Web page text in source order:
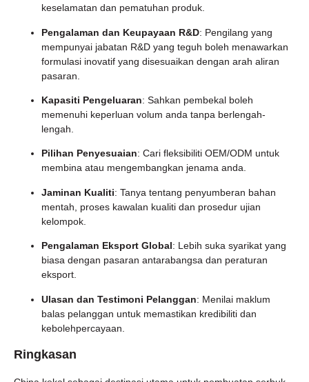
keselamatan dan pematuhan produk.
Pengalaman dan Keupayaan R&D: Pengilang yang
mempunyai jabatan R&D yang teguh boleh menawarkan
formulasi inovatif yang disesuaikan dengan arah aliran
pasaran.
Kapasiti Pengeluaran: Sahkan pembekal boleh
memenuhi keperluan volum anda tanpa berlengah-
lengah.
Pilihan Penyesuaian: Cari fleksibiliti OEM/ODM untuk
membina atau mengembangkan jenama anda.
Jaminan Kualiti: Tanya tentang penyumberan bahan
mentah, proses kawalan kualiti dan prosedur ujian
kelompok.
Pengalaman Eksport Global: Lebih suka syarikat yang
biasa dengan pasaran antarabangsa dan peraturan
eksport.
Ulasan dan Testimoni Pelanggan: Menilai maklum
balas pelanggan untuk memastikan kredibiliti dan
kebolehpercayaan.
Ringkasan